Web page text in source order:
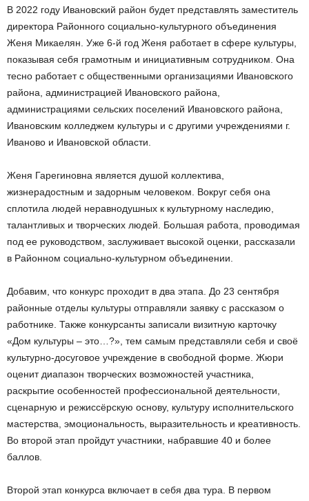
В 2022 году Ивановский район будет представлять заместитель
директора Районного социально-культурного объединения
Женя Микаелян. Уже 6-й год Женя работает в сфере культуры,
показывая себя грамотным и инициативным сотрудником. Она
тесно работает с общественными организациями Ивановского
района, администрацией Ивановского района,
администрациями сельских поселений Ивановского района,
Ивановским колледжем культуры и с другими учреждениями г.
Иваново и Ивановской области.
Женя Гарегиновна является душой коллектива,
жизнерадостным и задорным человеком. Вокруг себя она
сплотила людей неравнодушных к культурному наследию,
талантливых и творческих людей. Большая работа, проводимая
под ее руководством, заслуживает высокой оценки, рассказали
в Районном социально-культурном объединении.
Добавим, что конкурс проходит в два этапа. До 23 сентября
районные отделы культуры отправляли заявку с рассказом о
работнике. Также конкурсанты записали визитную карточку
«Дом культуры – это…?», тем самым представляли себя и своё
культурно-досуговое учреждение в свободной форме. Жюри
оценит диапазон творческих возможностей участника,
раскрытие особенностей профессиональной деятельности,
сценарную и режиссёрскую основу, культуру исполнительского
мастерства, эмоциональность, выразительность и креативность.
Во второй этап пройдут участники, набравшие 40 и более
баллов.
Второй этап конкурса включает в себя два тура. В первом